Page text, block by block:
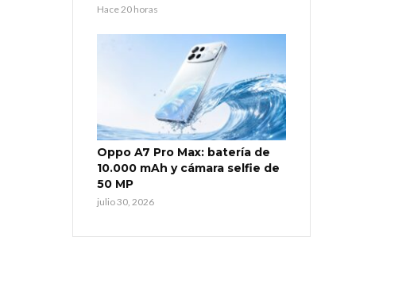
Hace 20 horas
Oppo A7 Pro Max: batería de
10.000 mAh y cámara selfie de
50 MP
julio 30, 2026